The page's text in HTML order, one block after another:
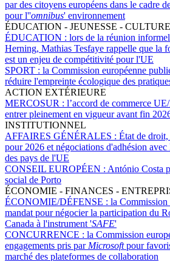
par des citoyens européens dans le cadre
pour l''omnibus' environnement
ÉDUCATION - JEUNESSE -
ÉDUCATION : lors de la réunion
Herning, Mathias Tesfaye rappelle que la
est un enjeu de compétitivité pour l'UE
SPORT : la Commission européenne
réduire l'empreinte écologique des
ACTION EXTÉRIEURE
MERCOSUR : l’accord de commerce
entrer pleinement en vigueur avant fin
INSTITUTIONNEL
AFFAIRES GÉNÉRALES : État de
pour 2026 et négociations d'adhésion
des pays de l'UE
CONSEIL EUROPÉEN : António Costa
social de Porto
ÉCONOMIE - FINANCES -
ÉCONOMIE/DÉFENSE : la Commission
mandat pour négocier la participation du
Canada à l'instrument 'SAFE'
CONCURRENCE : la Commission
engagements pris par Microsoftpour
marché des plateformes de collaboration